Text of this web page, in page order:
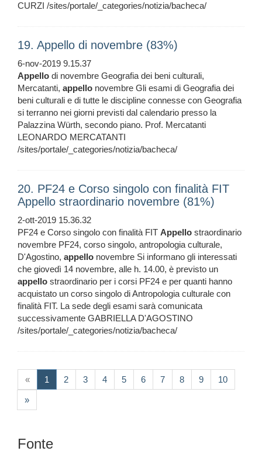
CURZI /sites/portale/_categories/notizia/bacheca/
19. Appello di novembre (83%)
6-nov-2019 9.15.37
Appello di novembre Geografia dei beni culturali,
Mercatanti, appello novembre Gli esami di Geografia dei
beni culturali e di tutte le discipline connesse con Geografia
si terranno nei giorni previsti dal calendario presso la
Palazzina Würth, secondo piano. Prof. Mercatanti
LEONARDO MERCATANTI
/sites/portale/_categories/notizia/bacheca/
20. PF24 e Corso singolo con finalità FIT
Appello straordinario novembre (81%)
2-ott-2019 15.36.32
PF24 e Corso singolo con finalità FIT Appello straordinario
novembre PF24, corso singolo, antropologia culturale,
D'Agostino, appello novembre Si informano gli interessati
che giovedì 14 novembre, alle h. 14.00, è previsto un
appello straordinario per i corsi PF24 e per quanti hanno
acquistato un corso singolo di Antropologia culturale con
finalità FIT. La sede degli esami sarà comunicata
successivamente GABRIELLA D'AGOSTINO
/sites/portale/_categories/notizia/bacheca/
« 1 (current)
2 3 4 5 6 7 8 9 10
»
Fonte